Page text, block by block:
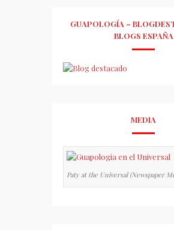
GUAPOLOGÍA –
BLOGS ESPAÑA
MEDIA
Paty at the Universal (Newspaper